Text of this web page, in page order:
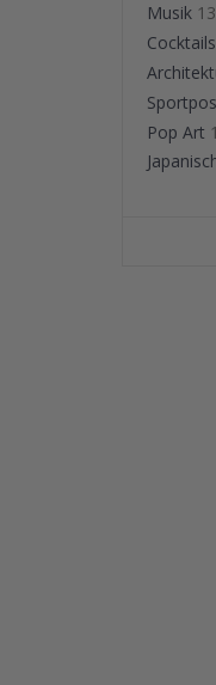
Musik
Pop Art